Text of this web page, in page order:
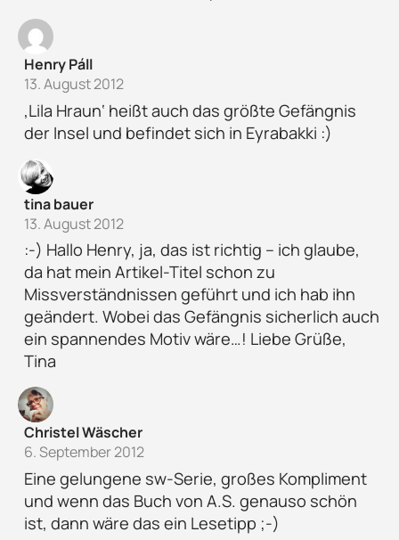
Henry Páll
13. August 2012
‚Lila Hraun‘ heißt auch das größte Gefängnis
der Insel und befindet sich in Eyrabakki :)
tina bauer
13. August 2012
:-) Hallo Henry, ja, das ist richtig – ich glaube,
da hat mein Artikel-Titel schon zu
Missverständnissen geführt und ich hab ihn
geändert. Wobei das Gefängnis sicherlich auch
ein spannendes Motiv wäre…! Liebe Grüße,
Tina
Christel Wäscher
6. September 2012
Eine gelungene sw-Serie, großes Kompliment
und wenn das Buch von A.S. genauso schön
ist, dann wäre das ein Lesetipp ;-)